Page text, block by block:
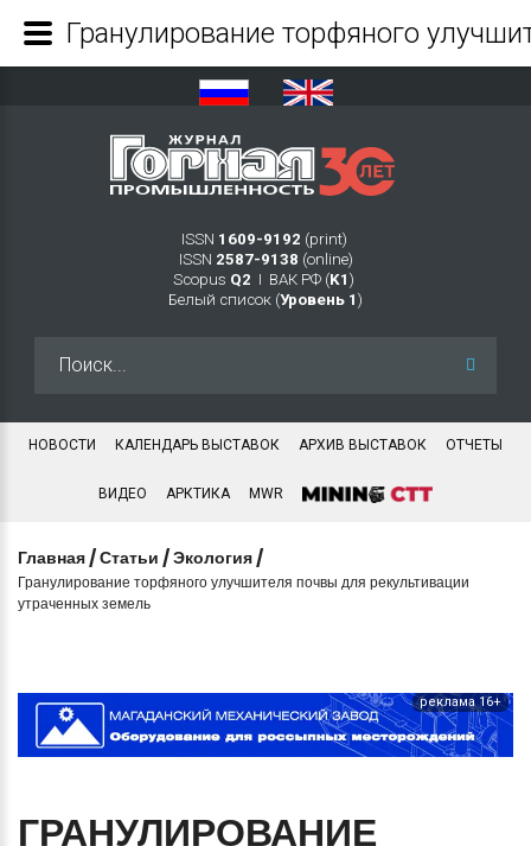
ISSN 1609-9192 (print)
ISSN 2587-9138 (online)
Scopus Q2 Ι ВАК РФ (K1 )
Белый список (Уровень 1 )
НОВОСТИ КАЛЕНДАРЬ ВЫСТАВОК АРХИВ ВЫСТАВОК ОТЧЕТЫ
ВИДЕО АРКТИКА MWR
Главная /Статьи /Экология /
Гранулирование торфяного улучшителя почвы для рекультивации
утраченных земель
реклама 16+
ГРАНУЛИРОВАНИЕ